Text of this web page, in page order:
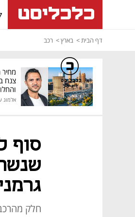
דף הבית בארץ רכב
מחיר
אלמוג
כלכליסט
דיגיטל
סוף
חלק